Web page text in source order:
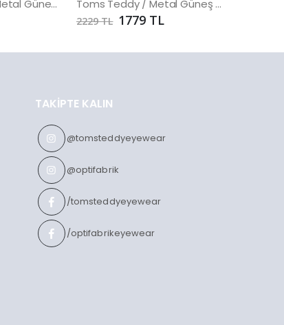
Toms Teddy UV Metal Güneş Gözlüğü Toms Teddy / Metal Güneş Gözlüğü
2229 TL 1779 TL
TAKIPTE KALIN
@tomsteddyeyewear
@optifabrik
/tomsteddyeyewear
/optifabrikeyewear